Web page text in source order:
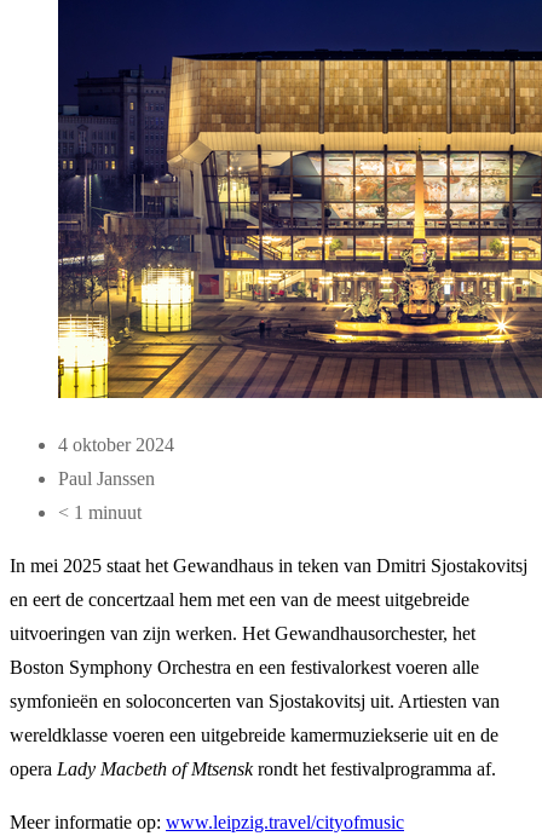
4 oktober 2024
Paul Janssen
< 1 minuut
In mei 2025 staat het Gewandhaus in teken van Dmitri Sjostakovitsj
en eert de concertzaal hem met een van de meest uitgebreide
uitvoeringen van zijn werken. Het Gewandhausorchester, het
Boston Symphony Orchestra en een festivalorkest voeren alle
symfonieën en soloconcerten van Sjostakovitsj uit. Artiesten van
wereldklasse voeren een uitgebreide kamermuziekserie uit en de
opera Lady Macbeth of Mtsenskrondt het festivalprogramma af.
Meer informatie op: www.leipzig.travel/cityofmusic